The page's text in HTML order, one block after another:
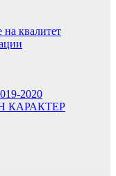
на квалитет
2020
КАРАКТЕР